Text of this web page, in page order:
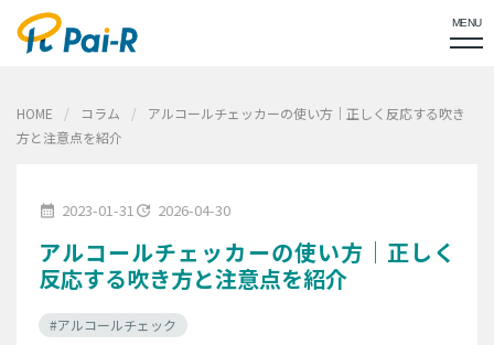
MENU
HOME コラム
アルコールチェッカーの使い方｜正しく反応する吹き
方と注意点を紹介
calendar_month 2023-01-31update 2026-04-30
アルコールチェッカーの使い方｜正しく
反応する吹き方と注意点を紹介
#アルコールチェック